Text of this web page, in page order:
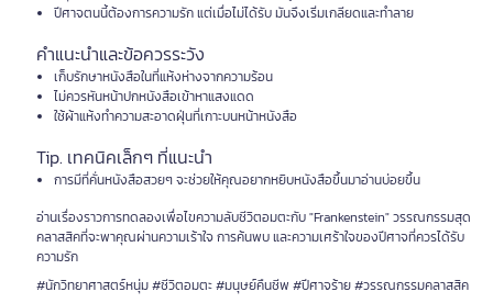
ปีศาจตนนี้ต้องการความรัก แต่เมื่อไม่ได้รับ มันจึงเริ่มเกลียดและทำลาย
คำแนะนำและข้อควรระวัง
เก็บรักษาหนังสือในที่แห้งห่างจากความร้อน
ไม่ควรหันหน้าปกหนังสือเข้าหาแสงแดด
ใช้ผ้าแห้งทำความสะอาดฝุ่นที่เกาะบนหน้าหนังสือ
Tip. เทคนิคเล็กๆ ที่แนะนำ
การมีที่คั่นหนังสือสวยๆ จะช่วยให้คุณอยากหยิบหนังสือขึ้นมาอ่านบ่อยขึ้น
อ่านเรื่องราวการทดลองเพื่อไขความลับชีวิตอมตะกับ "Frankenstein" วรรณกรรมสุด
คลาสสิคที่จะพาคุณผ่านความเร้าใจ การค้นพบ และความเศร้าใจของปีศาจที่ควรได้รับ
ความรัก
#นักวิทยาศาสตร์หนุ่ม #ชีวิตอมตะ #มนุษย์คืนชีพ #ปีศาจร้าย #วรรณกรรมคลาสสิค